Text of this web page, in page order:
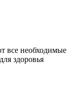
все необходимые
здоровья